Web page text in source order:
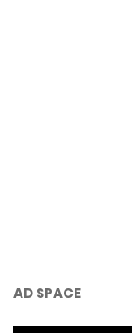
AD SPACE